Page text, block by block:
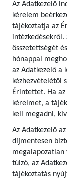
Az Adatkezelő
kérelem
tájékoztatja az
intézkedésekről.
összetettségét
hónappal
az Adatkezelő a
kézhezvételétől
Érintettet. Ha
kérelmet, a
kell megadni,
Az Adatkezelő
díjmentesen
megalapozatlan
túlzó, az
tájékoztatás